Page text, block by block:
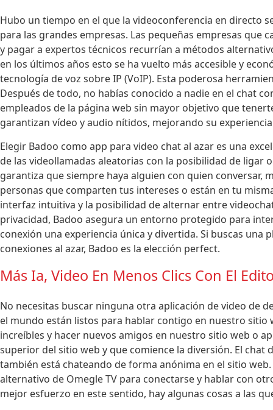
Hubo un tiempo en el que la videoconferencia en directo
para las grandes empresas. Las pequeñas empresas que
y pagar a expertos técnicos recurrían a métodos
en los últimos años esto se ha vuelto más accesible y
tecnología de voz sobre IP (VoIP). Esta poderosa
Después de todo, no habías conocido a nadie en el chat
empleados de la página web sin mayor objetivo que
garantizan vídeo y audio nítidos, mejorando su
Elegir Badoo como app para video chat al azar es una
de las videollamadas aleatorias con la posibilidad de ligar
garantiza que siempre haya alguien con quien
personas que comparten tus intereses o están en tu
interfaz intuitiva y la posibilidad de alternar entre
privacidad, Badoo asegura un entorno protegido para
conexión una experiencia única y divertida. Si buscas
conexiones al azar, Badoo es la elección perfect.
Más Ia, Video En Menos Clics Con El
No necesitas buscar ninguna otra aplicación de video de
el mundo están listos para hablar contigo en nuestro sitio
increíbles y hacer nuevos amigos en nuestro sitio web o
superior del sitio web y que comience la diversión. El
también está chateando de forma anónima en el sitio
alternativo de Omegle TV para conectarse y hablar con
mejor esfuerzo en este sentido, hay algunas cosas a las